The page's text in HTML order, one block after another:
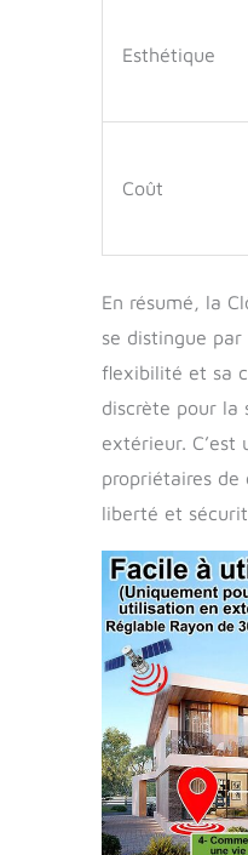
Esthétique
Coût
En résumé, la
se distingue
flexibilité et sa
discrète pour la
extérieur.
propriétaires
liberté et